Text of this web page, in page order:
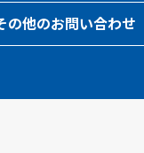
の他のお問い合わせ